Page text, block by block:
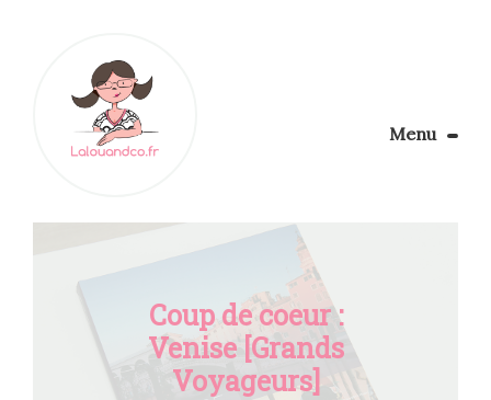
Menu
Apprendre la couture
Aménager son coin couture
Personnalisez vos tissus
Coup de coeur :
Venise [Grands
Voyageurs]